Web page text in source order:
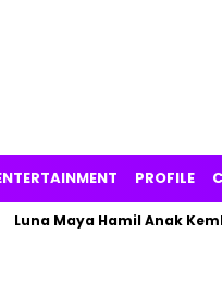
PROFILE
Maya Hamil Anak